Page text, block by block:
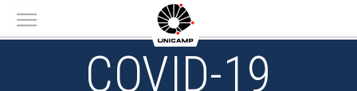
Main menu
COVID-19